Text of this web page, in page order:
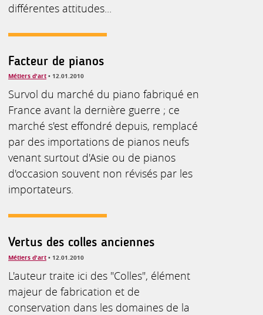
différentes attitudes...
Facteur de pianos
Métiers d'art • 12.01.2010
Survol du marché du piano fabriqué en
France avant la dernière guerre ; ce
marché s'est effondré depuis, remplacé
par des importations de pianos neufs
venant surtout d'Asie ou de pianos
d'occasion souvent non révisés par les
importateurs.
Vertus des colles anciennes
Métiers d'art • 12.01.2010
L'auteur traite ici des "Colles", élément
majeur de fabrication et de
conservation dans les domaines de la